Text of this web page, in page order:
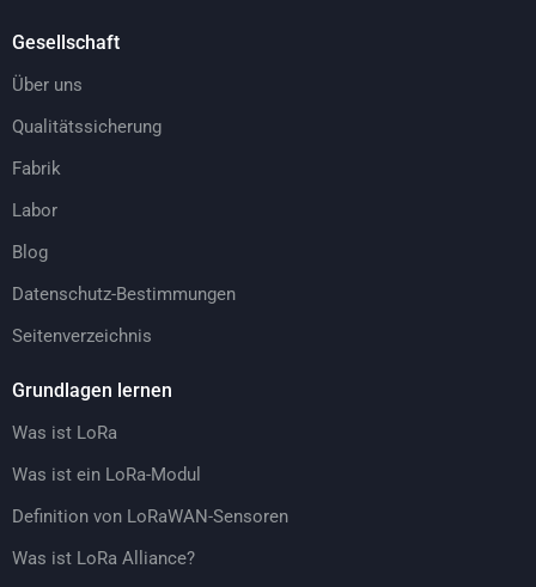
Gesellschaft
Über uns
Qualitätssicherung
Fabrik
Labor
Blog
Datenschutz-Bestimmungen
Seitenverzeichnis
Grundlagen lernen
Was ist LoRa
Was ist ein LoRa-Modul
Definition von LoRaWAN-Sensoren
Was ist LoRa Alliance?